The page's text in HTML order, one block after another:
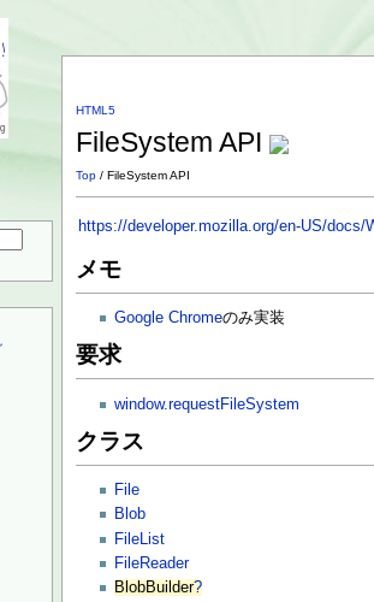
HTML5
FileSystem API
Top / FileSystem API
https://developer.mozilla.org/en-US/docs/
メモ
Google Chromeのみ実装
要求
window.requestFileSystem
クラス
File
Blob
FileList
FileReader
BlobBuilder?